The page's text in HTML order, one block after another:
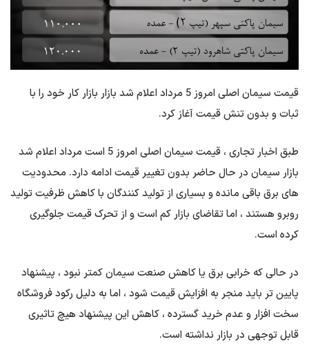
قیمت سیمان اصلی امروز 5 مرداد اعلام شد بازار بازار کار خود را با
ثبات و بدون تنش قیمت آغاز کرد.
طبق اخبار تجاری ، قیمت سیمان اصلی امروز 5 است مرداد اعلام شد
بازار سیمان در حال حاضر بدون تغییر قیمت ادامه دارد. محدودیت
های برق باقی مانده و بسیاری از تولید کنندگان با کاهش ظرفیت تولید
روبرو هستند ، اما تقاضای بازار کم است و از تحرک قیمت جلوگیری
کرده است.
در حالی که خرابی برق یا کاهش صنعت سیمان کمتر نبود ، پیشنهاد
پایین تر باید منجر به افزایش قیمت شود ، اما به دلیل رکود فروشگاه
سخت افزار و عدم خرید گسترده ، کاهش این پیشنهاد هیچ تاثیری
قابل توجهی در بازار نداشته است.